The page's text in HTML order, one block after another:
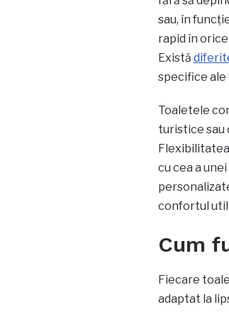
sau, în
rapid în
Există
specifice
Toaletele
turistice sau
cu cea a
confortul
Cum
Fiecare
adaptat la